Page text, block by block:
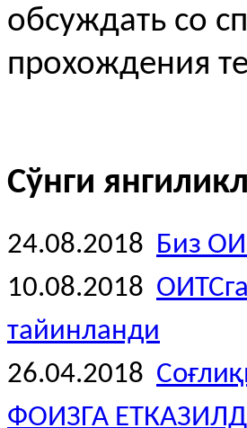
обсуждать со
прохождения
Сўнги
24.08.2018 Биз
10.08.2018
тайинланди
26.04.2018
ФОИЗГА